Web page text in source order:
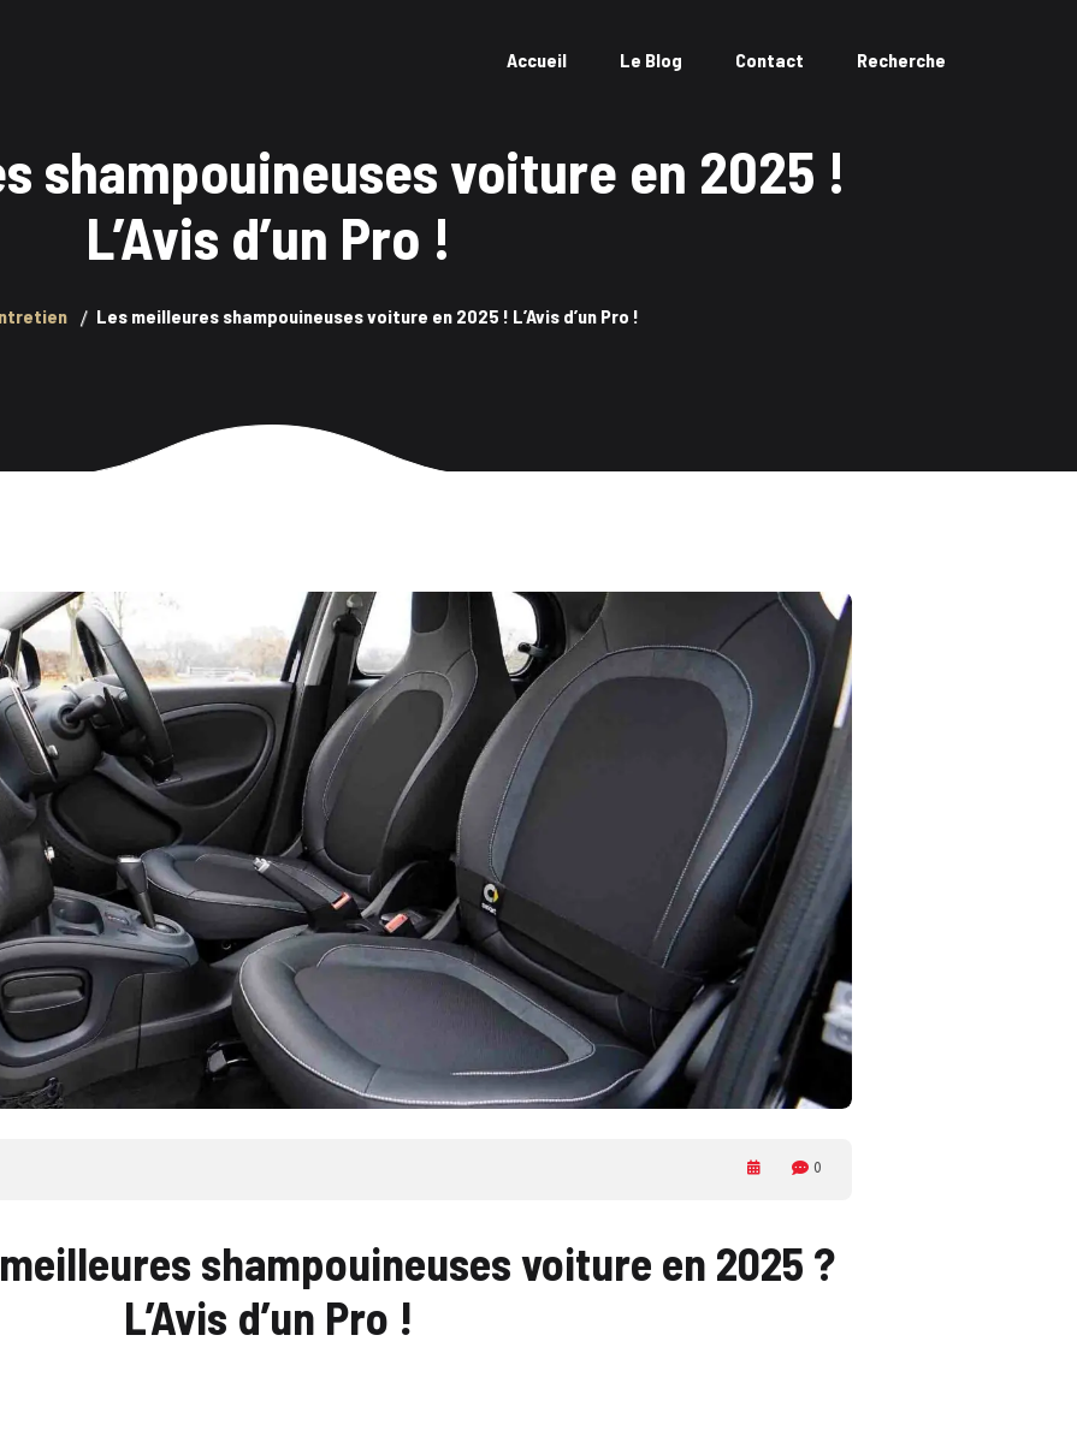
Accueil Le Blog Contact Recherche
shampouineuses voiture en 2025 !
L’Avis d’un Pro !
Les meilleures shampouineuses voiture en 2025 ! L’Avis d’un Pro !
0
shampouineuses voiture en 2025 ?
L’Avis d’un Pro !